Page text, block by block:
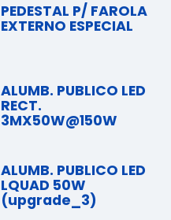
PEDESTAL P/ FAROLA
EXTERNO ESPECIAL
ALUMB. PUBLICO LED
RECT.
3MX50W@150W
ALUMB. PUBLICO LED
LQUAD 50W
(upgrade_3)